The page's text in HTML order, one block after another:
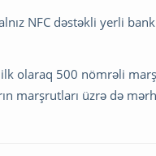
NFC dəstəkli yerli
olaraq 500 nömrəli
marşrutları üzrə də